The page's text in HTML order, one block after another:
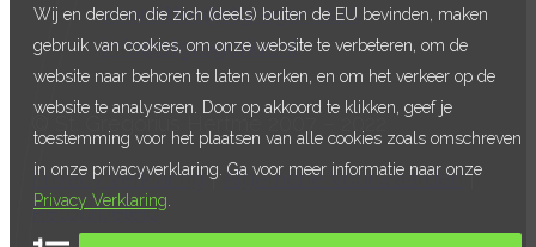
E:voorzitter@stgregorius.nl
E:info@stgregorius.nl
© St. Gregorius Hertme 2007 – 2022
Privacy Verklaring| Algemene Voorwaarden|
Retourbeleid
Wij en derden, die zich (deels) buiten de EU bevinden, maken
gebruik van cookies, om onze website te verbeteren, om de
website naar behoren te laten werken, en om het verkeer op de
website te analyseren. Door op akkoord te klikken, geef je
toestemming voor het plaatsen van alle cookies zoals omschreven
in onze privacyverklaring. Ga voor meer informatie naar onze
Privacy Verklaring